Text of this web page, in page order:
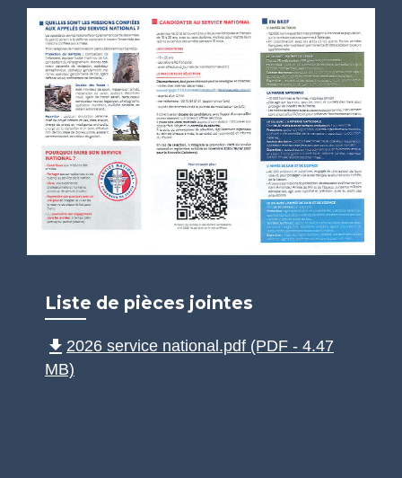
Liste de pièces jointes
file_download 2026 service national.pdf (PDF - 4.47
MB)